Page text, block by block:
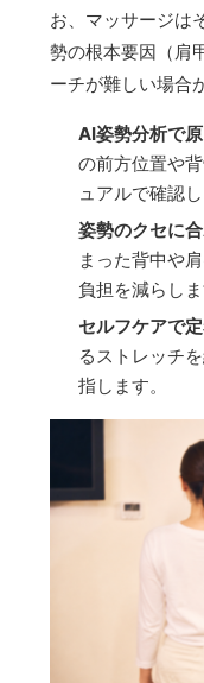
お、マッサージは
勢の根本要因（肩
ーチが難しい場合
AI姿勢分析で
の前方位置や
ュアルで確認し
姿勢のクセに
まった背中や
負担を減らしま
セルフケアで
るストレッチ
指します。